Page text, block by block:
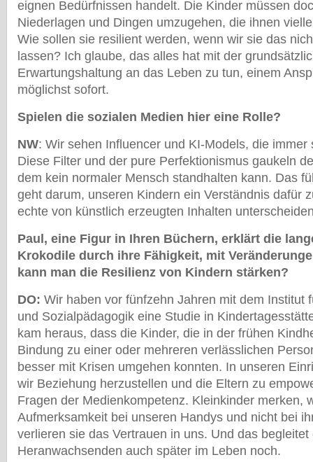
eignen Bedürfnissen handelt. Die Kinder müssen
Niederlagen und Dingen umzugehen, die ihnen
Wie sollen sie resilient werden, wenn wir sie das
lassen? Ich glaube, das alles hat mit der
Erwartungshaltung an das Leben zu tun, einem
möglichst sofort.
Spielen die sozialen Medien hier eine Rolle?
NW: Wir sehen Influencer und KI-Models, die immer
Diese Filter und der pure Perfektionismus gaukeln
dem kein normaler Mensch standhalten kann. Das
geht darum, unseren Kindern ein Verständnis dafür
echte von künstlich erzeugten Inhalten
Paul, eine Figur in Ihren Büchern, erklärt die
Krokodile durch ihre Fähigkeit, mit
kann man die Resilienz von Kindern stärken?
DO: Wir haben vor fünfzehn Jahren mit dem Institut
und Sozialpädagogik eine Studie in
kam heraus, dass die Kinder, die in der frühen
Bindung zu einer oder mehreren verlässlichen
besser mit Krisen umgehen konnten. In unseren
wir Beziehung herzustellen und die Eltern zu
Fragen der Medienkompetenz. Kleinkinder merken,
Aufmerksamkeit bei unseren Handys und nicht bei
verlieren sie das Vertrauen in uns. Und das begleitet
Heranwachsenden auch später im Leben noch.